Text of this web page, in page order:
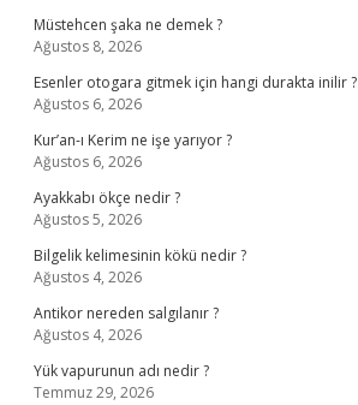
Müstehcen şaka ne demek ?
Ağustos 8, 2026
Esenler otogara gitmek için hangi durakta inilir ?
Ağustos 6, 2026
Kur’an-ı Kerim ne işe yarıyor ?
Ağustos 6, 2026
Ayakkabı ökçe nedir ?
Ağustos 5, 2026
Bilgelik kelimesinin kökü nedir ?
Ağustos 4, 2026
Antikor nereden salgılanır ?
Ağustos 4, 2026
Yük vapurunun adı nedir ?
Temmuz 29, 2026